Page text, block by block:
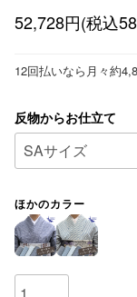
52,728円(税込
12回払いなら月々約
反物からお仕立て
ほかのカラー